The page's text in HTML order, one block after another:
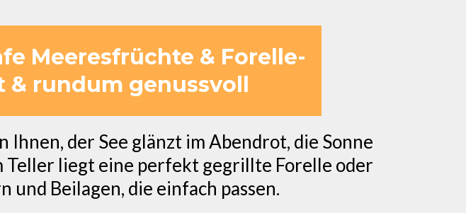
Meeresfrüchte & Forelle-
rundum genussvoll
der See glänzt im Abendrot, die Sonne
Teller liegt eine perfekt gegrillte Forelle oder
Beilagen, die einfach passen.